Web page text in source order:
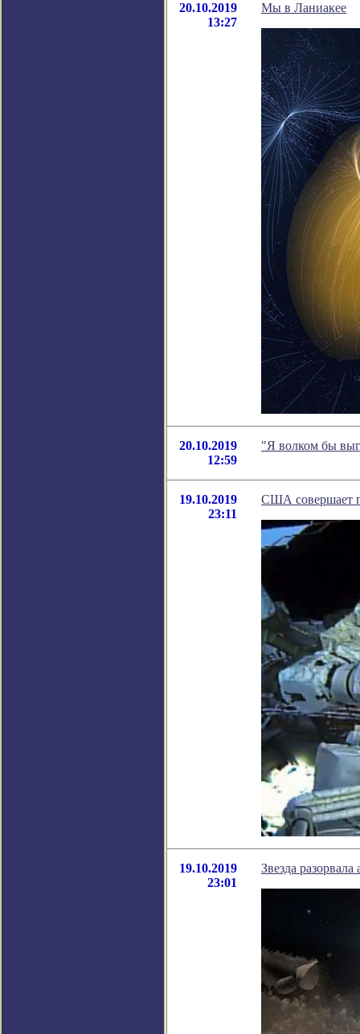
20.10.2019
13:27
Мы в Ланиакее
20.10.2019
12:59
"Я волком бы
19.10.2019
23:11
США совершает
19.10.2019
23:01
Звезда